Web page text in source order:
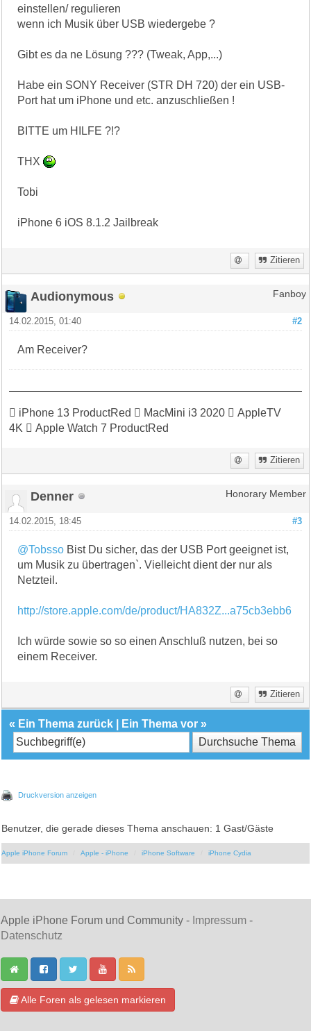
einstellen/ regulieren
wenn ich Musik über USB wiedergebe ?
Gibt es da ne Lösung ??? (Tweak, App,...)
Habe ein SONY Receiver (STR DH 720) der ein USB-
Port hat um iPhone und etc. anzuschließen !
BITTE um HILFE ?!?
THX
Tobi
iPhone 6 iOS 8.1.2 Jailbreak
Zitieren
Audionymous Fanboy
#2
14.02.2015, 01:40
Am Receiver?
 iPhone 13 ProductRed  MacMini i3 2020  AppleTV
4K  Apple Watch 7 ProductRed
Zitieren
Denner Honorary Member
#3
14.02.2015, 18:45
@Tobsso Bist Du sicher, das der USB Port geeignet ist,
um Musik zu übertragen`. Vielleicht dient der nur als
Netzteil.
http://store.apple.com/de/product/HA832Z...a75cb3ebb6
Ich würde sowie so so einen Anschluß nutzen, bei so
einem Receiver.
Zitieren
« Ein Thema zurück Ein Thema vor »
Druckversion anzeigen
Benutzer, die gerade dieses Thema anschauen: 1 Gast/Gäste
Apple iPhone Forum Apple - iPhone iPhone Software iPhone Cydia
Apple iPhone Forum und Community - Impressum -
Datenschutz
Alle Foren als gelesen markieren